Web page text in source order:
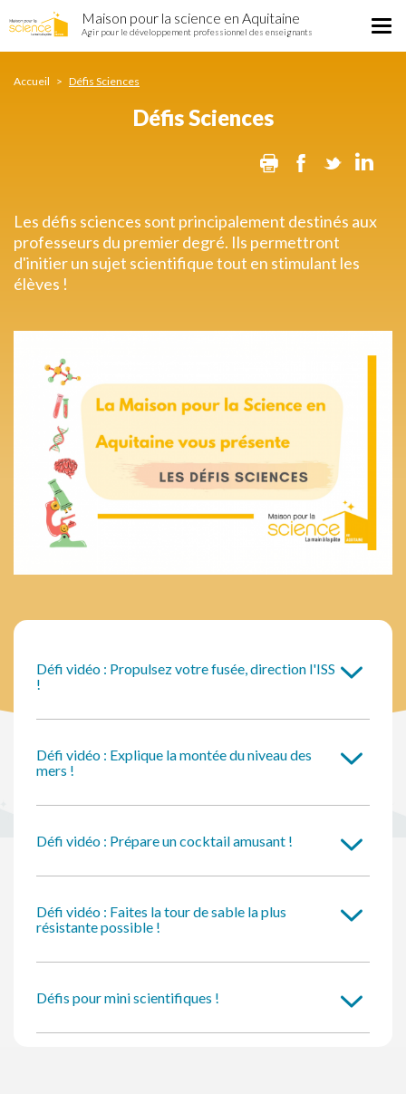
Sciences
au
Maison pour la science en Aquitaine
Agir pour le développement professionnel des enseignants
Accueil Défis Sciences
Défis Sciences
Print Facebook
Twitter
Les défis sciences sont principalement destinés aux
professeurs du premier degré. Ils permettront
d'initier un sujet scientifique tout en stimulant les
élèves !
Défi vidéo : Propulsez votre fusée, direction l'ISS
!
Défi vidéo : Explique la montée du niveau des
mers !
Défi vidéo : Prépare un cocktail amusant !
Défi vidéo : Faites la tour de sable la plus
résistante possible !
Défis pour mini scientifiques !